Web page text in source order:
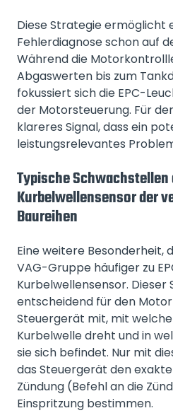
Diese Strategie ermöglicht
Fehlerdiagnose schon auf
Während die
Abgaswerten bis zum
fokussiert sich die EPC-
der Motorsteuerung. Für
klareres Signal, dass ein
leistungsrelevantes
Typische Schwachstellen
Kurbelwellensensor der
Baureihen
Eine weitere Besonderheit,
VAG-Gruppe häufiger zu
Kurbelwellensensor. Dieser
entscheidend für den
Steuergerät mit, mit
Kurbelwelle dreht und in
sie sich befindet. Nur mit
das Steuergerät den
Zündung (Befehl an die
Einspritzung bestimmen.